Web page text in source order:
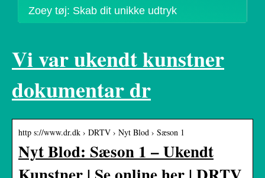
Zoey tøj: Skab dit unikke udtryk
Vi var ukendt kunstner
dokumentar dr
http s://www.dr.dk › DRTV › Nyt Blod › Sæson 1
Nyt Blod: Sæson 1 – Ukendt